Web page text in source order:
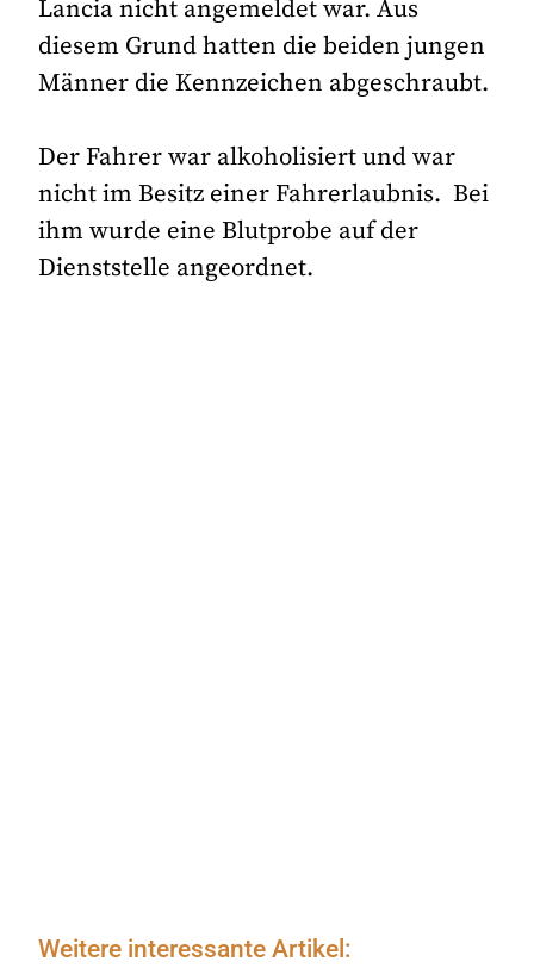
Lancia nicht angemeldet war. Aus
diesem Grund hatten die beiden jungen
Männer die Kennzeichen abgeschraubt.
Der Fahrer war alkoholisiert und war
nicht im Besitz einer Fahrerlaubnis. Bei
ihm wurde eine Blutprobe auf der
Dienststelle angeordnet.
Weitere interessante Artikel: